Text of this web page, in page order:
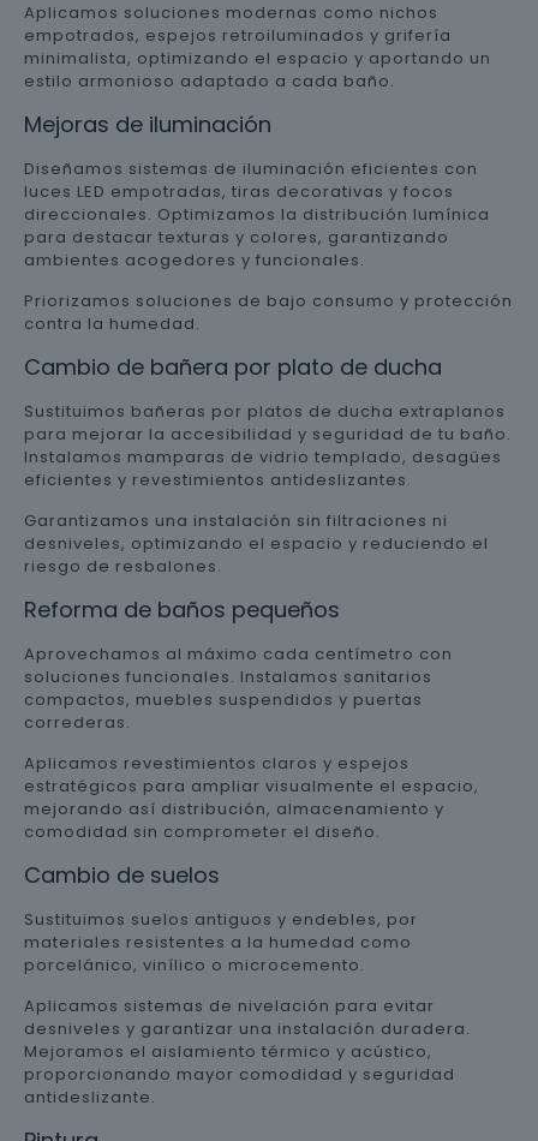
Aplicamos soluciones modernas como nichos
empotrados, espejos retroiluminados y grifería
minimalista, optimizando el espacio y aportando un
estilo armonioso adaptado a cada baño.
Mejoras de iluminación
Diseñamos sistemas de iluminación eficientes con
luces LED empotradas, tiras decorativas y focos
direccionales. Optimizamos la distribución lumínica
para destacar texturas y colores, garantizando
ambientes acogedores y funcionales.
Priorizamos soluciones de bajo consumo y protección
contra la humedad.
Cambio de bañera por plato de ducha
Sustituimos bañeras por platos de ducha extraplanos
para mejorar la accesibilidad y seguridad de tu baño.
Instalamos mamparas de vidrio templado, desagües
eficientes y revestimientos antideslizantes.
Garantizamos una instalación sin filtraciones ni
desniveles, optimizando el espacio y reduciendo el
riesgo de resbalones.
Reforma de baños pequeños
Aprovechamos al máximo cada centímetro con
soluciones funcionales. Instalamos sanitarios
compactos, muebles suspendidos y puertas
correderas.
Aplicamos revestimientos claros y espejos
estratégicos para ampliar visualmente el espacio,
mejorando así distribución, almacenamiento y
comodidad sin comprometer el diseño.
Cambio de suelos
Sustituimos suelos antiguos y endebles, por
materiales resistentes a la humedad como
porcelánico, vinílico o microcemento.
Aplicamos sistemas de nivelación para evitar
desniveles y garantizar una instalación duradera.
Mejoramos el aislamiento térmico y acústico,
proporcionando mayor comodidad y seguridad
antideslizante.